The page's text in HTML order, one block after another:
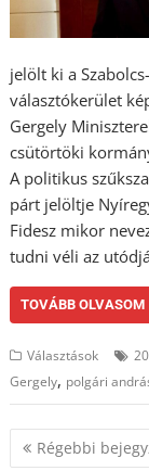
jelölt ki a
választókerület
Gergely
csütörtöki
A politikus
párt jelöltje
Fidesz mikor
tudni véli az
TOVÁBB OLVASOM
Választások
Gergely, polgári
Bejegyzés
Régebbi